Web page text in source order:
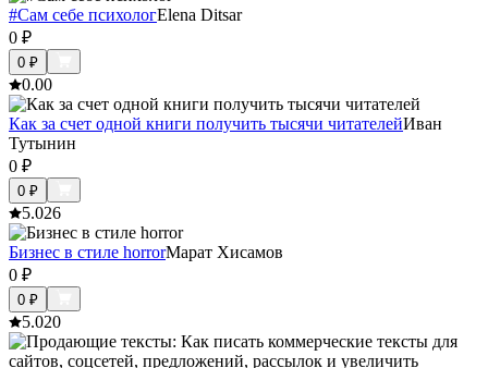
#Сам себе психологElena Ditsar
0 ₽
0 ₽
0.00
Как за счет одной книги получить тысячи читателейИван
Тутынин
0 ₽
0 ₽
5.026
Бизнес в стиле horrorМарат Хисамов
0 ₽
0 ₽
5.020